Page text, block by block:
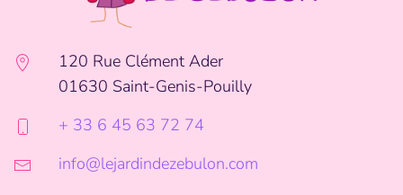
120 Rue Clément Ader
01630 Saint-Genis-Pouilly
+ 33 6 45 63 72 74
info@lejardindezebulon.com